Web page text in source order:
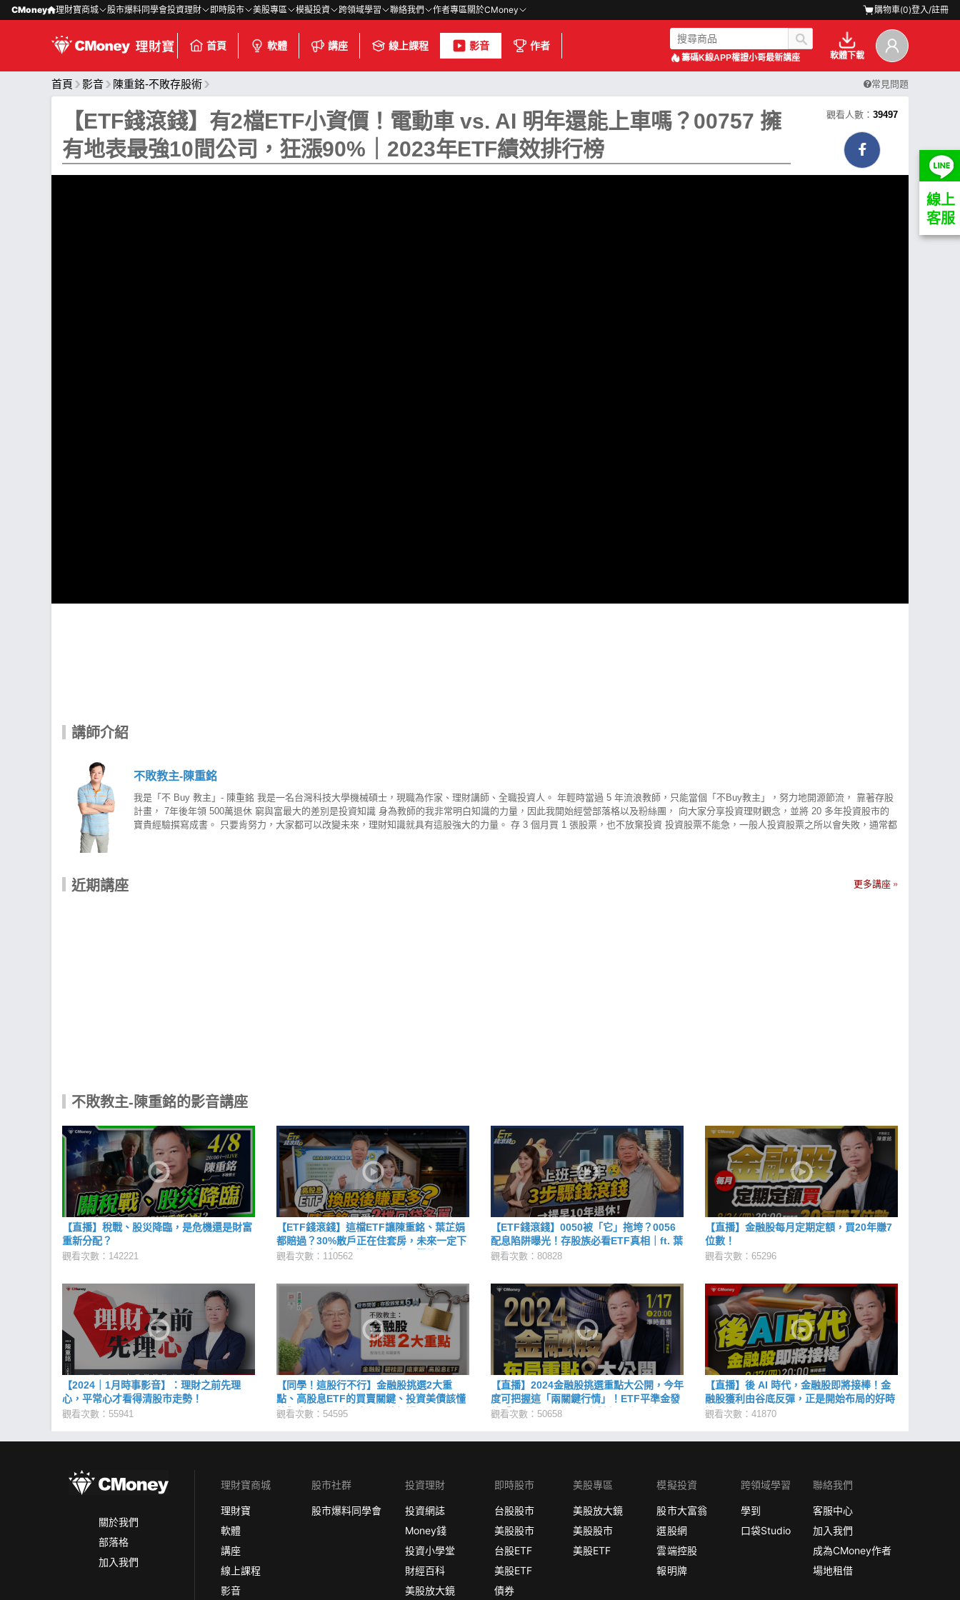
CMoney 理財寶商城 股市爆料同學會投資理財 即時股市 美股專區 模擬投資 跨領域學習 聯絡我們 作者專區關於CMoney 購物車(0)登入/註冊
首頁 軟體 講座 線上課程 影音 作者
籌碼K線APP權證小哥最新講座 軟體下載
首頁 影音 陳重銘-不敗存股術 常見問題
線上
客服
【ETF錢滾錢】有2檔ETF小資價！電動車 vs. AI 明年還能上車嗎？00757 擁
有地表最強10間公司，狂漲90%｜2023年ETF績效排行榜
觀看人數： 39497
講師介紹
不敗教主-陳重銘
我是「不 Buy 教主」- 陳重銘 我是一名台灣科技大學機械碩士，現職為作家、理財講師、全職投資人。 年輕時當過 5 年流浪教師，只能當個「不Buy教主」，努力地開源節流， 靠著存股
計畫， 7年後年領 500萬退休 窮與富最大的差別是投資知識 身為教師的我非常明白知識的力量，因此我開始經營部落格以及粉絲團， 向大家分享投資理財觀念，並將 20 多年投資股市的
寶貴經驗撰寫成書。 只要肯努力，大家都可以改變未來，理財知識就具有這股強大的力量。 存 3 個月買 1 張股票，也不放棄投資 投資股票不能急，一般人投資股票之所以會失敗，通常都
家每天都只要看到股價的漲跌，就開始計算自己賺了多少、賠了多少， 心情跟著股價起伏，逐漸看不到股票的價值，長時間下來就會做出錯誤決策。 投資有價值的股票，最迷人之處就是
手中的持股成本會逐年降低，而成本越低， 手中持股就相對越安全，只要繼續灌溉其他有價值的好股票，遲早達到財富自由， 只要越早投資存股，越早感受到複利存股的威力，股利與價
近期講座 更多講座
不敗教主-陳重銘的影音講座
【直播】稅戰、股災降臨，是危機還是財富
重新分配？
觀看次數：142221
【ETF錢滾錢】這檔ETF讓陳重銘、葉芷娟
都賠過？30%散戶正在住套房，未來一定下
市？！高股息ETF換股後配息、價差全都
觀看次數：110562
【ETF錢滾錢】0050被「它」拖垮？0056
配息陷阱曝光！存股族必看ETF真相｜ft. 葉
芷娟
觀看次數：80828
【直播】金融股每月定期定額，買20年賺7
位數！
觀看次數：65296
【2024｜1月時事影音】：理財之前先理
心，平常心才看得清股市走勢！
觀看次數：55941
【同學！這股行不行】金融股挑選2大重
點、高股息ETF的買賣關鍵、投資美債該懂
的觀念、股票跌怎麼判斷停損還是加碼、公
觀看次數：54595
【直播】2024金融股挑選重點大公開，今年
度可把握這「兩關鍵行情」！ETF平準金發
放「4原則」上路，究竟對存股族又有何影
觀看次數：50658
【直播】後 AI 時代，金融股即將接棒！金
融股獲利由谷底反彈，正是開始布局的好時
機？
觀看次數：41870
關於我們
部落格
加入我們
理財寶商城
理財寶
軟體
講座
線上課程
影音
股市社群
股市爆料同學會
投資理財
投資網誌
Money錢
投資小學堂
財經百科
美股放大鏡
即時股市
台股股市
美股股市
台股ETF
美股ETF
債券
美股專區
美股放大鏡
美股股市
美股ETF
模擬投資
股市大富翁
選股網
雲端控股
報明牌
跨領域學習
學到
口袋Studio
聯絡我們
客服中心
加入我們
成為CMoney作者
場地租借